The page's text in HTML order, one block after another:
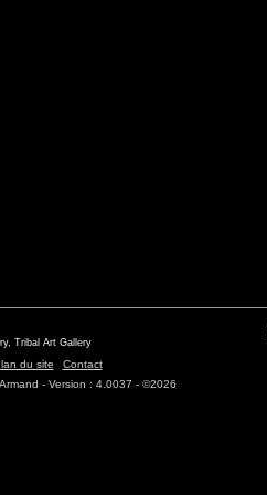
Tribal Art Gallery
du site
Contact
- Version : 4.0037 - ©2026